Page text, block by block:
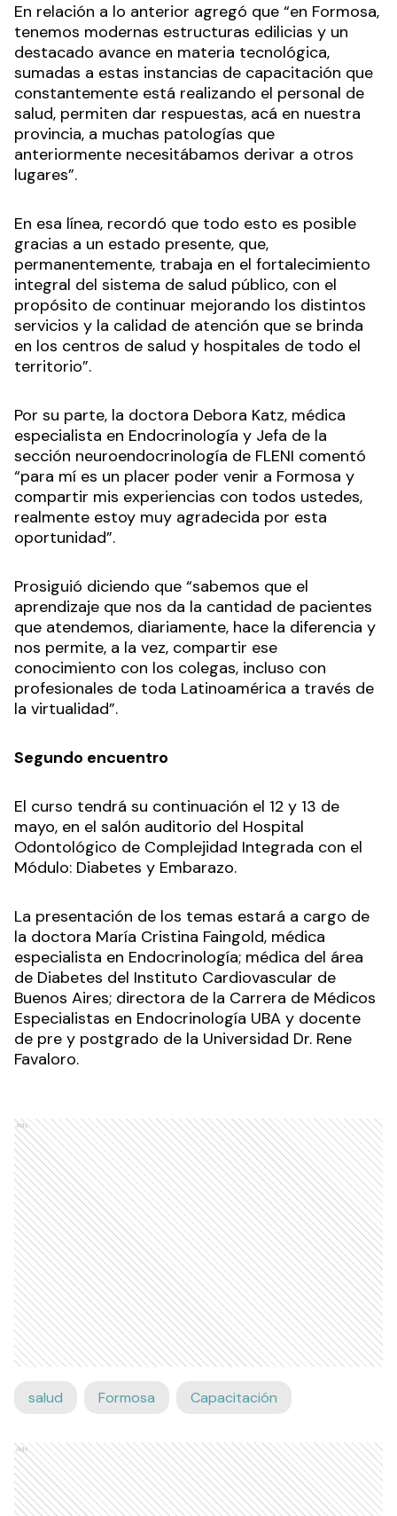
En relación a lo anterior agregó que “en Formosa,
tenemos modernas estructuras edilicias y un
destacado avance en materia tecnológica,
sumadas a estas instancias de capacitación que
constantemente está realizando el personal de
salud, permiten dar respuestas, acá en nuestra
provincia, a muchas patologías que
anteriormente necesitábamos derivar a otros
lugares”.
En esa línea, recordó que todo esto es posible
gracias a un estado presente, que,
permanentemente, trabaja en el fortalecimiento
integral del sistema de salud público, con el
propósito de continuar mejorando los distintos
servicios y la calidad de atención que se brinda
en los centros de salud y hospitales de todo el
territorio”.
Por su parte, la doctora Debora Katz, médica
especialista en Endocrinología y Jefa de la
sección neuroendocrinología de FLENI comentó
“para mí es un placer poder venir a Formosa y
compartir mis experiencias con todos ustedes,
realmente estoy muy agradecida por esta
oportunidad”.
Prosiguió diciendo que “sabemos que el
aprendizaje que nos da la cantidad de pacientes
que atendemos, diariamente, hace la diferencia y
nos permite, a la vez, compartir ese
conocimiento con los colegas, incluso con
profesionales de toda Latinoamérica a través de
la virtualidad”.
Segundo encuentro
El curso tendrá su continuación el 12 y 13 de
mayo, en el salón auditorio del Hospital
Odontológico de Complejidad Integrada con el
Módulo: Diabetes y Embarazo.
La presentación de los temas estará a cargo de
la doctora María Cristina Faingold, médica
especialista en Endocrinología; médica del área
de Diabetes del Instituto Cardiovascular de
Buenos Aires; directora de la Carrera de Médicos
Especialistas en Endocrinología UBA y docente
de pre y postgrado de la Universidad Dr. Rene
Favaloro.
Ads
salud Formosa Capacitación
Ads